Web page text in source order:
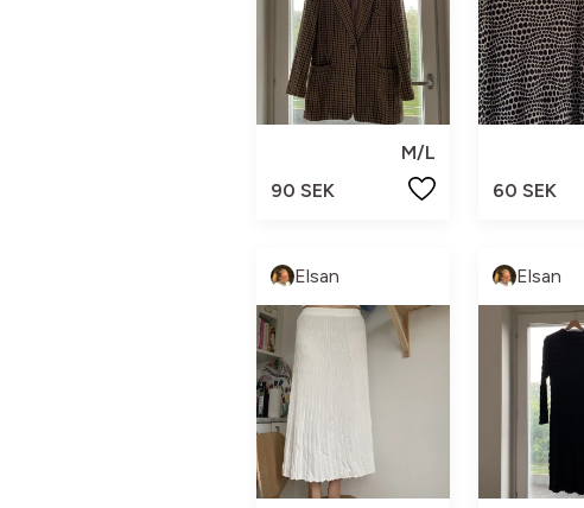
M/L
90 SEK
60 SEK
Elsan Elsan